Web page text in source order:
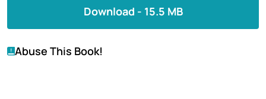
Download - 15.5 MB
Abuse This Book!